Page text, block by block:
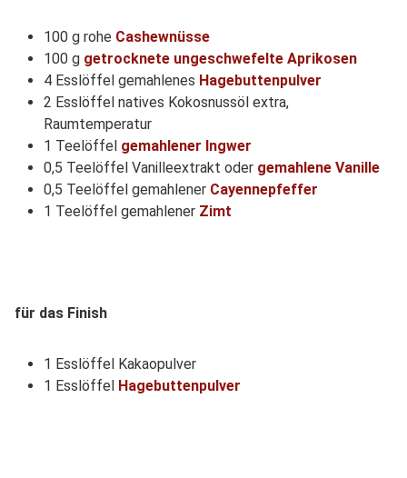
100 g rohe Cashewnüsse
100 g getrocknete ungeschwefelte Aprikosen
4 Esslöffel gemahlenes Hagebuttenpulver
2 Esslöffel natives Kokosnussöl extra,
Raumtemperatur
1 Teelöffel gemahlener Ingwer
0,5 Teelöffel Vanilleextrakt oder gemahlene Vanille
0,5 Teelöffel gemahlener Cayennepfeffer
1 Teelöffel gemahlener Zimt
für das Finish
1 Esslöffel Kakaopulver
1 Esslöffel
Hagebuttenpulver